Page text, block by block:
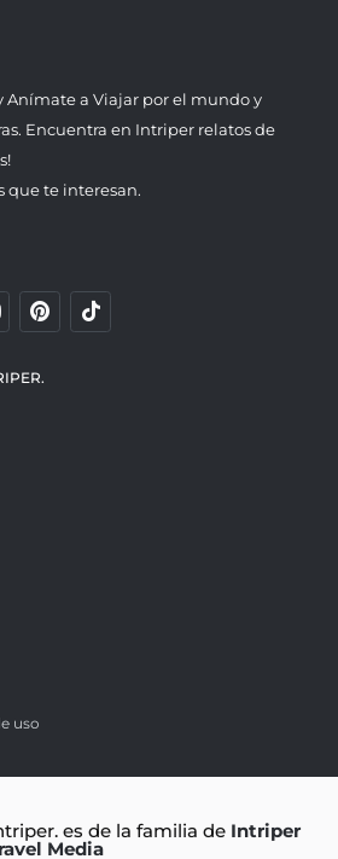
Anímate a Viajar por el mundo y
Encuentra en Intriper relatos de
que te interesan.
uso
es de la familia de Intriper
Media